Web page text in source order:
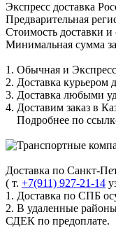
Экспресс доставка
Предварительная
Стоимость доставки
Минимальная сумма
1. Обычная и
2. Доставка курьером
3. Доставка любыми
4. Доставим заказ в
Подробнее по
Доставка по Санкт-
( т. +7(911) 927-21-14
1. Доставка по СПБ
2. В удаленные
СДЕК по предоплате.